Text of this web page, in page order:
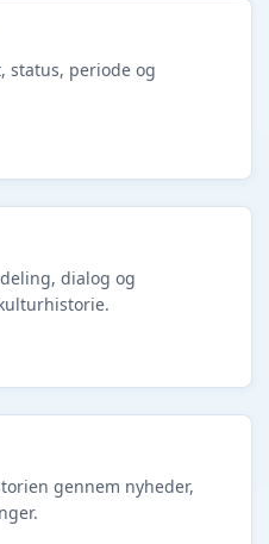
status, periode og
dialog og
gennem nyheder,